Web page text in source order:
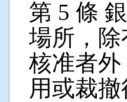
第 5 條
場所，
核准者
用或裁撤